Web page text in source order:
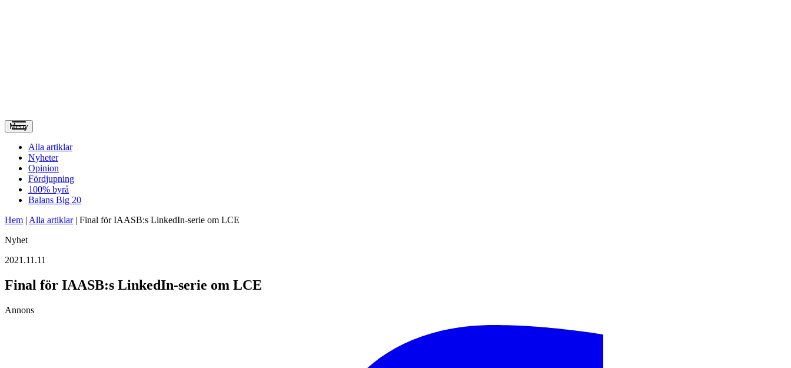
Meny
Alla artiklar
Nyheter
Opinion
Fördjupning
100% byrå
Balans Big 20
Hem | Alla artiklar| Final för IAASB:s LinkedIn-serie om LCE
Nyhet
2021.11.11
Final för IAASB:s LinkedIn-serie om LCE
Annons